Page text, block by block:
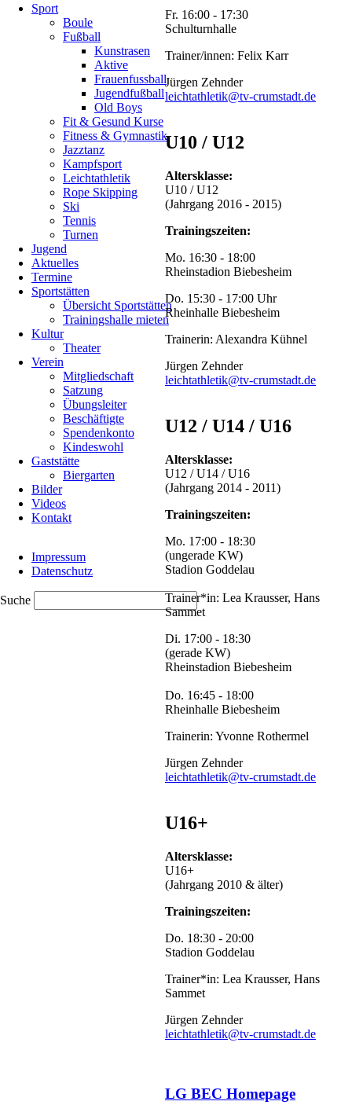
überspringen
Sport
Boule
Fußball
Kunstrasen
Aktive
Frauenfussball
Jugendfußball
Old Boys
Fit & Gesund Kurse
Fitness & Gymnastik
Jazztanz
Kampfsport
Leichtathletik
Rope Skipping
Ski
Tennis
Turnen
Jugend
Aktuelles
Termine
Sportstätten
Übersicht Sportstätten
Trainingshalle mieten
Kultur
Theater
Verein
Mitgliedschaft
Satzung
Übungsleiter
Beschäftigte
Spendenkonto
Kindeswohl
Gaststätte
Biergarten
Bilder
Videos
Kontakt
überspringen
Impressum
Datenschutz
Suche
Wettkampf
in
statt,
dem
alle
mit
jeweils
besten
Athleten
gegeneinander
antreten.
die
LG
waren
dabei
mit
Helena
Lukas
Filsinger,
Lara
und
Pascal
Junker
gleich
fünf
Athleten
im
Aufgebot.
Der
auf
das
gelang
dabei
dem
der
mU14,
von
(Weitsprung,
800
m
Staffel)
und
Etienne
(800
m)
unterstützt
wurde.
Helena
Speerwurf,
Weitsprung
Staffel)
und
im
Fr. 16:00 - 17:30
Schulturnhalle
Trainer/innen: Felix Karr
Jürgen Zehnder
leichtathletik@tv-crumstadt.de
U10 / U12
Altersklasse:
U10 / U12
(Jahrgang 2016 - 2015)
Trainingszeiten:
Mo. 16:30 - 18:00
Rheinstadion Biebesheim
Do. 15:30 - 17:00 Uhr
Rheinhalle Biebesheim
Trainerin: Alexandra Kühnel
Jürgen Zehnder
leichtathletik@tv-crumstadt.de
U12 / U14 / U16
Altersklasse:
U12 / U14 / U16
(Jahrgang 2014 - 2011)
Trainingszeiten:
Mo. 17:00 - 18:30
(ungerade KW)
Stadion Goddelau
Trainer*in: Lea Krausser, Hans
Sammet
Di. 17:00 - 18:30
(gerade KW)
Rheinstadion Biebesheim
Do. 16:45 - 18:00
Rheinhalle Biebesheim
Trainerin: Yvonne Rothermel
Jürgen Zehnder
leichtathletik@tv-crumstadt.de
U16+
Altersklasse:
U16+
(Jahrgang 2010 & älter)
Trainingszeiten:
Do. 18:30 - 20:00
Stadion Goddelau
Trainer*in: Lea Krausser, Hans
Sammet
Jürgen Zehnder
leichtathletik@tv-crumstadt.de
LG BEC Homepage